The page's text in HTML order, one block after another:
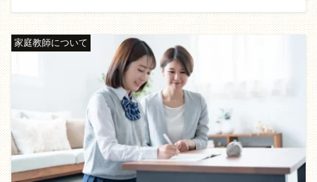
家庭教師について